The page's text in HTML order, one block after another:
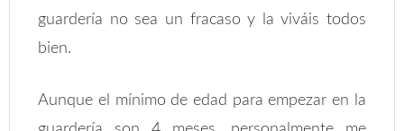
guardería no sea un fracaso y la viváis todos
bien.
Aunque el mínimo de edad para empezar en la